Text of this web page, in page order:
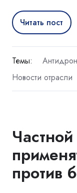
Читать пост
Темы: Антидрон
Новости отрасли
против